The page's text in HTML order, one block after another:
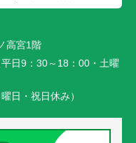
高宮1階
日9：30～18：00・土曜
日・祝日休み）